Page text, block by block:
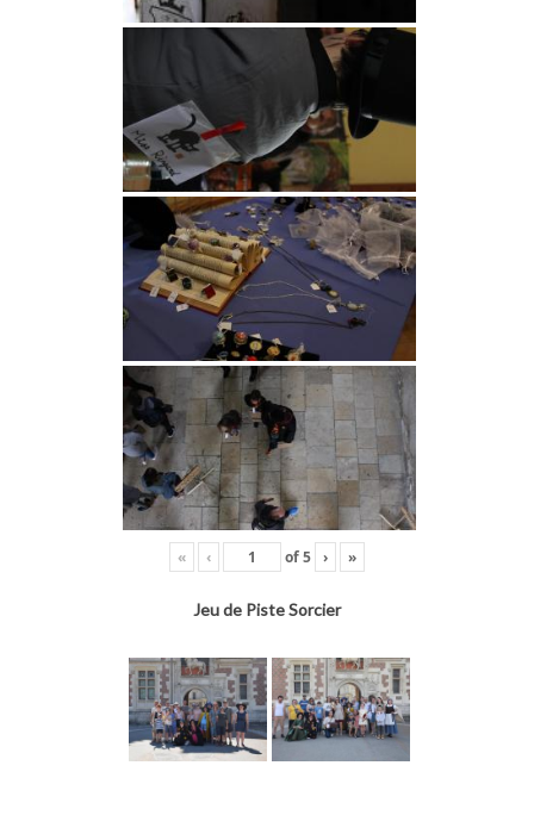
« ‹ of5 › »
Jeu de Piste Sorcier